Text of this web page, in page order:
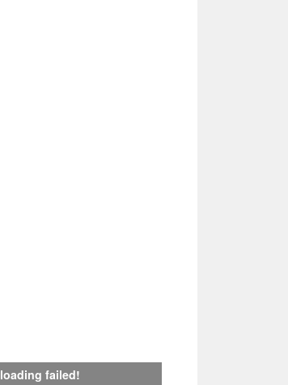
loading failed!